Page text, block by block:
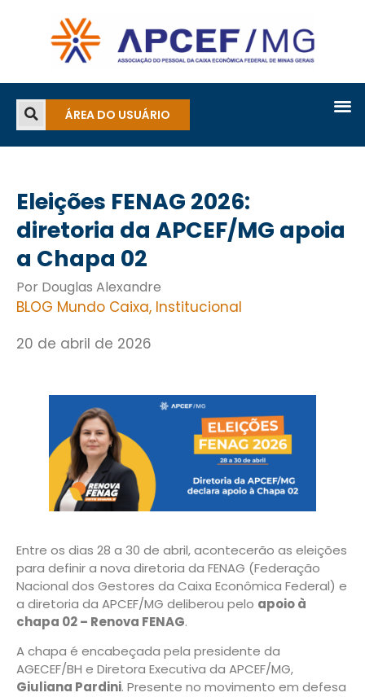
ÁREA DO USUÁRIO
Eleições FENAG 2026:
diretoria da APCEF/MG apoia
a Chapa 02
Por Douglas Alexandre
BLOG Mundo Caixa, Institucional
20 de abril de 2026
Entre os dias 28 a 30 de abril, acontecerão as eleições
para definir a nova diretoria da FENAG (Federação
Nacional dos Gestores da Caixa Econômica Federal) e
a diretoria da APCEF/MG deliberou pelo apoio à
chapa 02 – Renova FENAG.
A chapa é encabeçada pela presidente da
AGECEF/BH e Diretora Executiva da APCEF/MG,
Giuliana Pardini. Presente no movimento em defesa